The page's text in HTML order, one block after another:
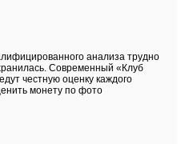
анализа трудно
Современный «Клуб
честную оценку каждого
монету по фото